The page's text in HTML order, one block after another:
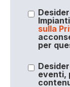
sulla
per
eventi,